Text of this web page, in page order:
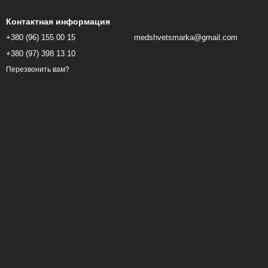
Контактная информация
+380 (96) 155 00 15
+380 (97) 398 13 10
Перезвонить вам?
medshvetsmarka@gmail.com